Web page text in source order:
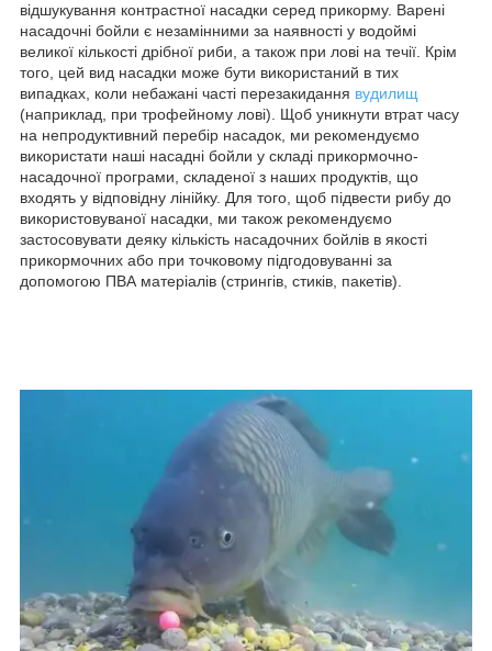
відшукування контрастної насадки серед прикорму. Варені
насадочні бойли є незамінними за наявності у водоймі
великої кількості дрібної риби, а також при лові на течії. Крім
того, цей вид насадки може бути використаний в тих
випадках, коли небажані часті перезакидання вудилищ
(наприклад, при трофейному лові). Щоб уникнути втрат часу
на непродуктивний перебір насадок, ми рекомендуємо
використати наші насадні бойли у складі прикормочно-
насадочної програми, складеної з наших продуктів, що
входять у відповідну лінійку. Для того, щоб підвести рибу до
використовуваної насадки, ми також рекомендуємо
застосовувати деяку кількість насадочних бойлiв в якості
прикормочних або при точковому підгодовуванні за
допомогою ПВА матеріалів (стрингiв, стикiв, пакетів).